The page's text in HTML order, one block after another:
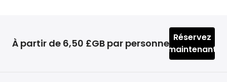
À partir de 6,50 £GB par personne Réservez
maintenant